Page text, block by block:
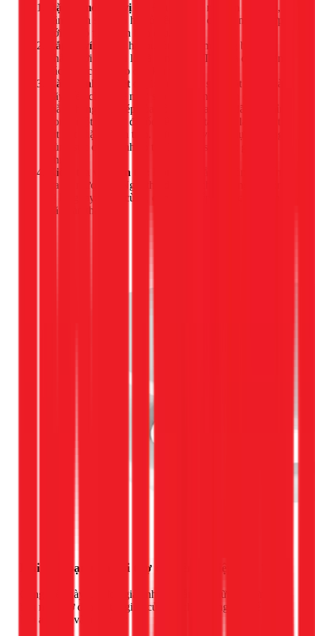
Đặt bệ mới vào vị trí:
Đặt bệ ngồi mới lên bồn cầu,
căn chỉnh sao cho hai lỗ trên bản lề của bệ ngồi khớp
với hai lỗ trên thân bồn cầu.
Lắp ốc vít:
Luồn hai bu lông đi kèm trong bộ sản
phẩm mới qua hai lỗ đã căn chỉnh. Từ phía dưới, vặn
các đai ốc vào cho đến khi vừa tay.
Căn chỉnh và siết chặt:
Trước khi siết chặt hoàn toàn,
hãy điều chỉnh bệ ngồi sao cho nó nằm cân đối và
thẳng hàng với mép của bồn cầu. Sau khi đã căn chỉnh
xong, một tay giữ đai ốc bên dưới, tay còn lại dùng tua
vít siết chặt từ bên trên. Lưu ý siết vừa đủ lực, không
dùng sức quá mạnh có thể làm nứt sứ hoặc gãy ốc
nhựa.
Kiểm tra và hoàn tất:
tra độ mượt mà. Ngồi thử để chắc chắn bệ ngồi không
bị lung lay. Cuối cùng, đóng các nắp che ốc lại là bạn
đã hoàn thành.
Khi nào bạn nên gọi thợ chuyên nghiệp của 1Fix?
Công việc này tuy đơn giản nhưng vẫn có những trường hợp
bạn nên nhờ đến sự trợ giúp của thợ chuyên nghiệp để đảm
bảo an toàn và hiệu quả: